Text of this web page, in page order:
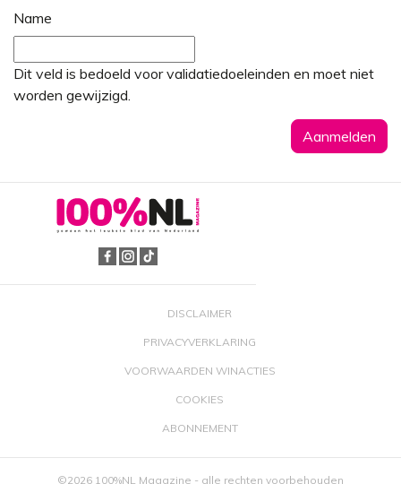
Name
Dit veld is bedoeld voor validatiedoeleinden en moet niet
worden gewijzigd.
DISCLAIMER
PRIVACYVERKLARING
VOORWAARDEN WINACTIES
COOKIES
ABONNEMENT
©2026 100%NL Magazine - alle rechten voorbehouden